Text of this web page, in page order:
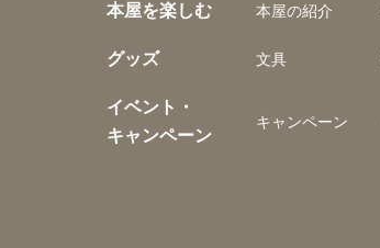
本屋を楽しむ 本屋の紹介
グッズ 文具
イベント・
キャンペーン
キャンペーン